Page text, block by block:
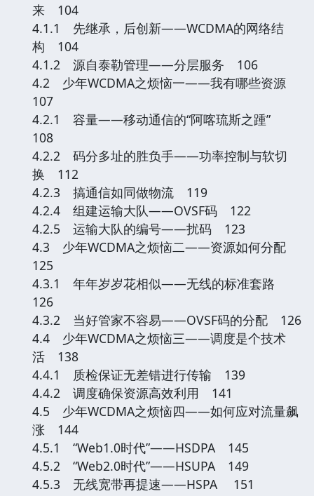
来 104
4.1.1 先继承，后创新——WCDMA的网络结
构 104
4.1.2 源自泰勒管理——分层服务 106
4.2 少年WCDMA之烦恼一——我有哪些资源
107
4.2.1 容量——移动通信的“阿喀琉斯之踵”
108
4.2.2 码分多址的胜负手——功率控制与软切
换 112
4.2.3 搞通信如同做物流 119
4.2.4 组建运输大队——OVSF码 122
4.2.5 运输大队的编号——扰码 123
4.3 少年WCDMA之烦恼二——资源如何分配
125
4.3.1 年年岁岁花相似——无线的标准套路
126
4.3.2 当好管家不容易——OVSF码的分配 126
4.4 少年WCDMA之烦恼三——调度是个技术
活 138
4.4.1 质检保证无差错进行传输 139
4.4.2 调度确保资源高效利用 141
4.5 少年WCDMA之烦恼四——如何应对流量飙
涨 144
4.5.1 “Web1.0时代”——HSDPA 145
4.5.2 “Web2.0时代”——HSUPA 149
4.5.3 无线宽带再提速——HSPA 151